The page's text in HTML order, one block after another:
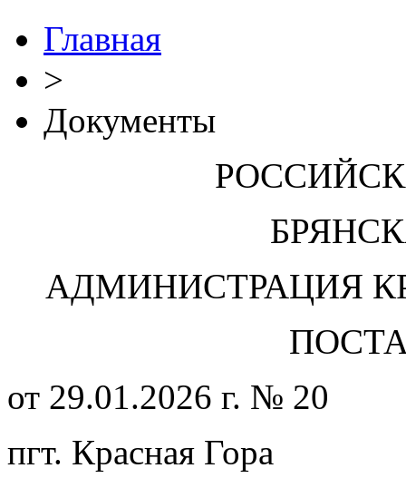
Главная
>
Документы
АДМИНИСТРАЦИЯ
от 29.01.2026 г. № 20
пгт. Красная Гора